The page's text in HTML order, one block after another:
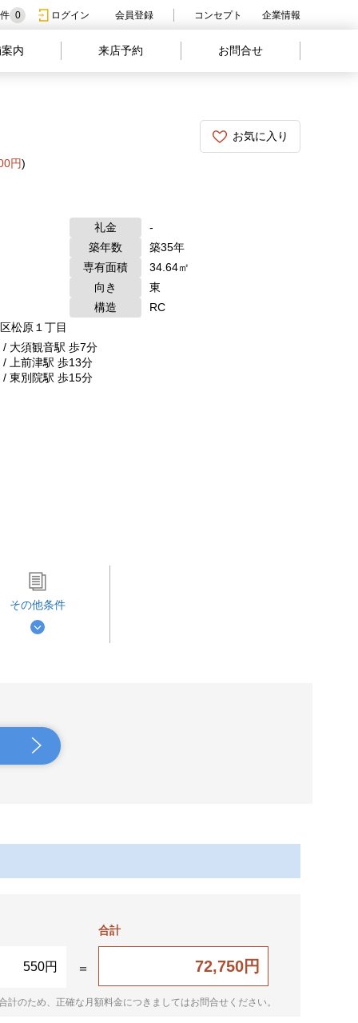
0 ログイン 会員登録 コンセプト 企業情報
内 来店予約 お問合せ
お気に入り
円)
礼金
-
築年数
築35年
専有面積
34.64㎡
向き
東
構造
RC
松原１丁目
大須観音駅 歩7分
上前津駅 歩13分
東別院駅 歩15分
その他条件
550円
合計
72,750円
計のため、正確な月額料金につきましてはお問合せください。